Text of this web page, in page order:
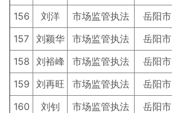
156
刘洋 市场监管执法 岳阳市
157 刘颖华 市场监管执法 岳阳市
158 刘裕峰 市场监管执法 岳阳市
159 刘再旺 市场监管执法 岳阳市
160
刘钊 市场监管执法 岳阳市